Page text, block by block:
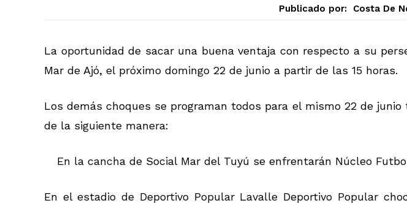
Publicado por: Costa De
La oportunidad de sacar una buena ventaja con respecto a su
Mar de Ajó, el próximo domingo 22 de junio a partir de las 15 horas.
Los demás choques se programan todos para el mismo 22 de junio
de la siguiente manera:
En la cancha de Social Mar del Tuyú se enfrentarán Núcleo
En el estadio de Deportivo Popular Lavalle Deportivo Popular